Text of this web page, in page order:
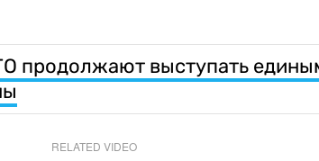
продолжают выступать
RELATED VIDEO